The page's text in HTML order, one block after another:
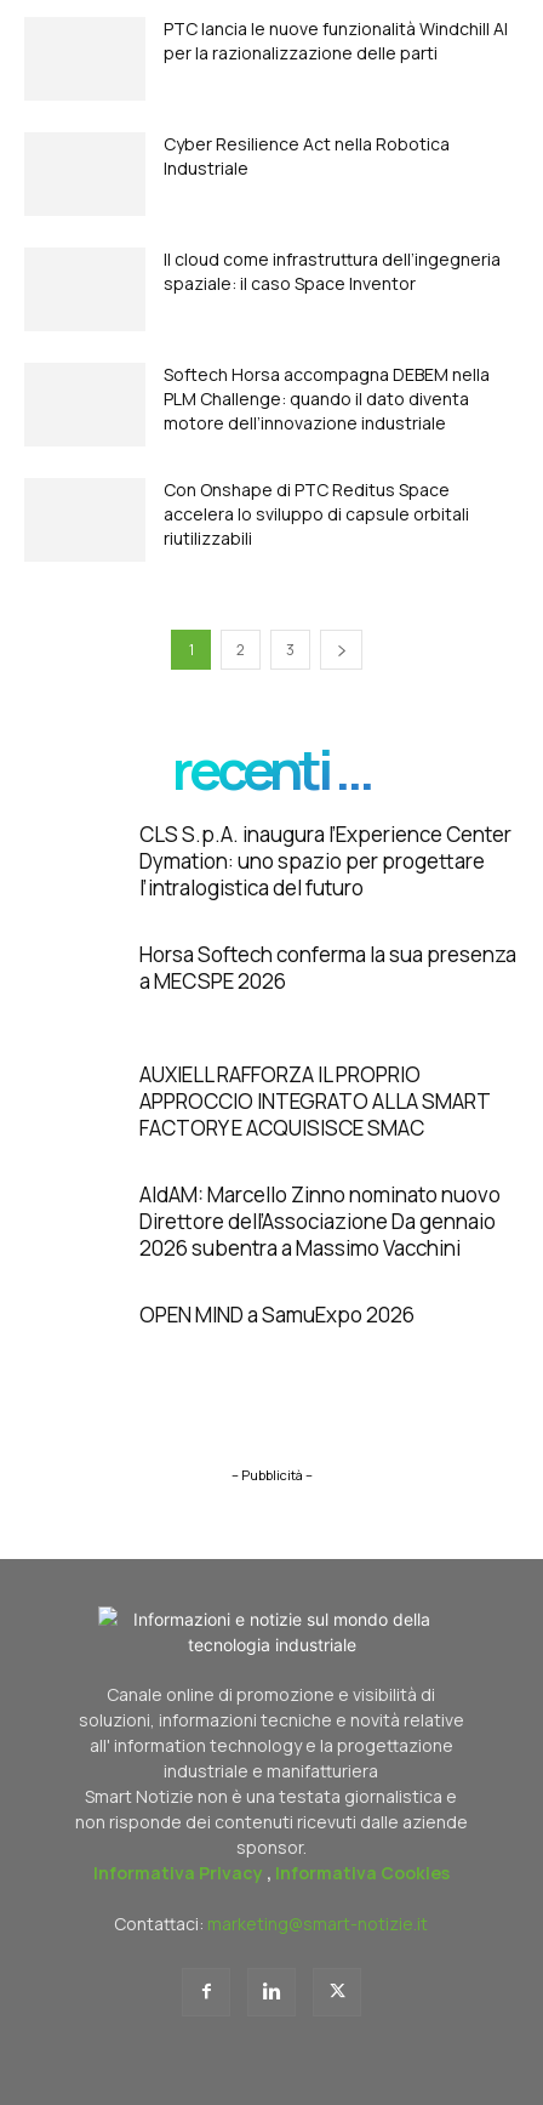
PTC lancia le nuove funzionalità Windchill AI
per la razionalizzazione delle parti
Cyber Resilience Act nella Robotica
Industriale
Il cloud come infrastruttura dell’ingegneria
spaziale: il caso Space Inventor
Softech Horsa accompagna DEBEM nella
PLM Challenge: quando il dato diventa
motore dell’innovazione industriale
Con Onshape di PTC Reditus Space
accelera lo sviluppo di capsule orbitali
riutilizzabili
1 2 3
recenti ...
CLS S.p.A. inaugura l’Experience Center
Dymation: uno spazio per progettare
l’intralogistica del futuro
Horsa Softech conferma la sua presenza
a MECSPE 2026
AUXIELL RAFFORZA IL PROPRIO
APPROCCIO INTEGRATO ALLA SMART
FACTORY E ACQUISISCE SMAC
AIdAM: Marcello Zinno nominato nuovo
Direttore dell’Associazione Da gennaio
2026 subentra a Massimo Vacchini
OPEN MIND a SamuExpo 2026
– Pubblicità –
Canale online di promozione e visibilità di
soluzioni, informazioni tecniche e novità relative
all' information technology e la progettazione
industriale e manifatturiera
Smart Notizie non è una testata giornalistica e
non risponde dei contenuti ricevuti dalle aziende
sponsor.
Informativa Privacy , Informativa Cookies
Contattaci: marketing@smart-notizie.it